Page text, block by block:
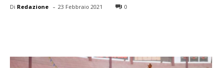
Di Redazione - 23 Febbraio 2021 0